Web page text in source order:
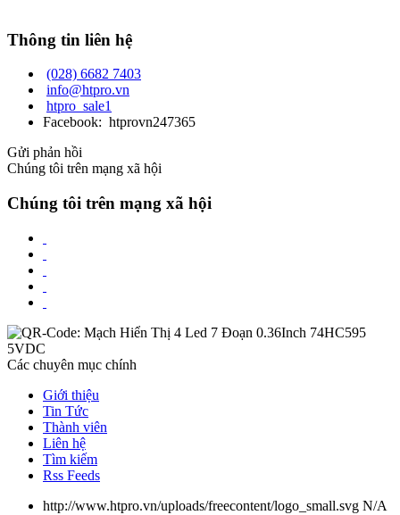
Thông tin liên hệ
(028) 6682 7403
info@htpro.vn
htpro_sale1
Facebook: htprovn247365
Gửi phản hồi
Chúng tôi trên mạng xã hội
Chúng tôi trên mạng xã hội
Các chuyên mục chính
Giới thiệu
Tin Tức
Thành viên
Liên hệ
Tìm kiếm
Rss Feeds
http://www.htpro.vn/uploads/freecontent/logo_small.svg N/A